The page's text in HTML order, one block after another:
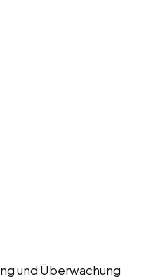
und Überwachung